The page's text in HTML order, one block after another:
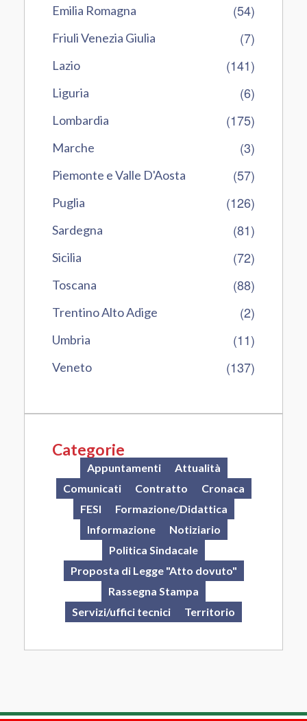
Emilia Romagna (54)
Friuli Venezia Giulia (7)
Lazio (141)
Liguria (6)
Lombardia (175)
Marche (3)
Piemonte e Valle D'Aosta (57)
Puglia (126)
Sardegna (81)
Sicilia (72)
Toscana (88)
Trentino Alto Adige (2)
Umbria (11)
Veneto (137)
Categorie
Appuntamenti
Attualità
Comunicati
Contratto
Cronaca
FESI
Formazione/Didattica
Informazione
Notiziario
Politica Sindacale
Proposta di Legge "Atto dovuto"
Rassegna Stampa
Servizi/uffici tecnici
Territorio